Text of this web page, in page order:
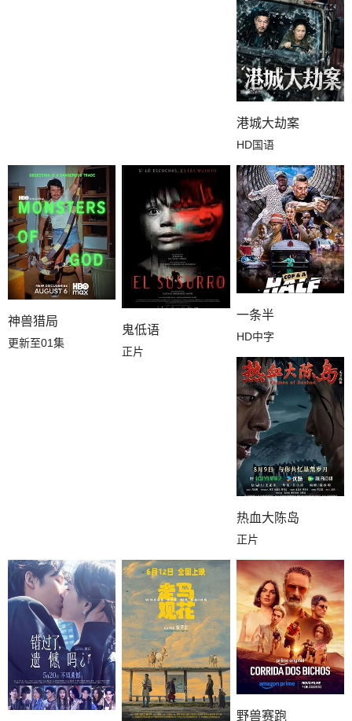
港城大劫案
HD国语
神兽猎局
更新至01集
鬼低语
正片
一条半
HD中字
热血大陈岛
正片
野兽赛跑